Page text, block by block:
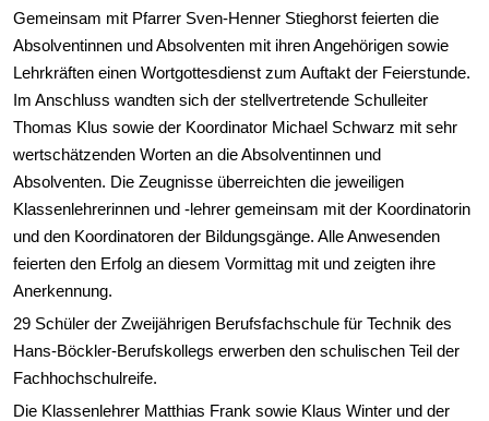
Gemeinsam mit Pfarrer Sven-Henner Stieghorst feierten die
Absolventinnen und Absolventen mit ihren Angehörigen sowie
Lehrkräften einen Wortgottesdienst zum Auftakt der Feierstunde.
Im Anschluss wandten sich der stellvertretende Schulleiter
Thomas Klus sowie der Koordinator Michael Schwarz mit sehr
wertschätzenden Worten an die Absolventinnen und
Absolventen. Die Zeugnisse überreichten die jeweiligen
Klassenlehrerinnen und -lehrer gemeinsam mit der Koordinatorin
und den Koordinatoren der Bildungsgänge. Alle Anwesenden
feierten den Erfolg an diesem Vormittag mit und zeigten ihre
Anerkennung.
29 Schüler der Zweijährigen Berufsfachschule für Technik des
Hans-Böckler-Berufskollegs erwerben den schulischen Teil der
Fachhochschulreife.
Die Klassenlehrer Matthias Frank sowie Klaus Winter und der